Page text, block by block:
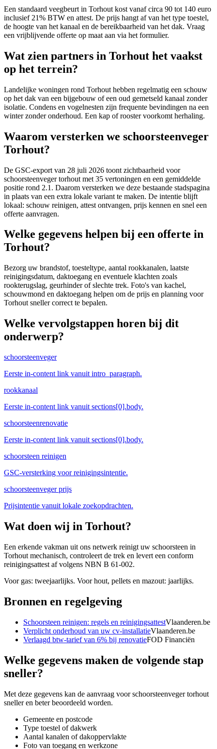
Een standaard veegbeurt in Torhout kost vanaf circa 90 tot 140 euro
inclusief 21% BTW en attest. De prijs hangt af van het type toestel,
de hoogte van het kanaal en de bereikbaarheid van het dak. Vraag
een vrijblijvende offerte op maat aan via het formulier.
Wat zien partners in Torhout het vaakst
op het terrein?
Landelijke woningen rond Torhout hebben regelmatig een schouw
op het dak van een bijgebouw of een oud gemetseld kanaal zonder
isolatie. Condens en vogelnesten zijn frequente bevindingen na een
winter zonder onderhoud. Een kap of rooster voorkomt herhaling.
Waarom versterken we schoorsteenveger
Torhout?
De GSC-export van 28 juli 2026 toont zichtbaarheid voor
schoorsteenveger torhout met 35 vertoningen en een gemiddelde
positie rond 2.1. Daarom versterken we deze bestaande stadspagina
in plaats van een extra lokale variant te maken. De intentie blijft
lokaal: schouw reinigen, attest ontvangen, prijs kennen en snel een
offerte aanvragen.
Welke gegevens helpen bij een offerte in
Torhout?
Bezorg uw brandstof, toesteltype, aantal rookkanalen, laatste
reinigingsdatum, daktoegang en eventuele klachten zoals
rookterugslag, geurhinder of slechte trek. Foto's van kachel,
schouwmond en daktoegang helpen om de prijs en planning voor
Torhout sneller correct te bepalen.
Welke vervolgstappen horen bij dit
onderwerp?
schoorsteenveger
Eerste in-content link vanuit intro_paragraph.
rookkanaal
Eerste in-content link vanuit sections[0].body.
schoorsteenrenovatie
Eerste in-content link vanuit sections[0].body.
schoorsteen reinigen
GSC-versterking voor reinigingsintentie.
schoorsteenveger prijs
Prijsintentie vanuit lokale zoekopdrachten.
Wat doen wij in Torhout?
Een erkende vakman uit ons netwerk reinigt uw schoorsteen in
Torhout mechanisch, controleert de trek en levert een conform
reinigingsattest af volgens NBN B 61-002.
Voor gas: tweejaarlijks. Voor hout, pellets en mazout: jaarlijks.
Bronnen en regelgeving
Schoorsteen reinigen: regels en reinigingsattestVlaanderen.be
Verplicht onderhoud van uw cv-installatieVlaanderen.be
Verlaagd btw-tarief van 6% bij renovatieFOD Financiën
Welke gegevens maken de volgende stap
sneller?
Met deze gegevens kan de aanvraag voorschoorsteenveger torhout
sneller en beter beoordeeld worden.
Gemeente en postcode
Type toestel of dakwerk
Aantal kanalen of dakoppervlakte
Foto van toegang en werkzone